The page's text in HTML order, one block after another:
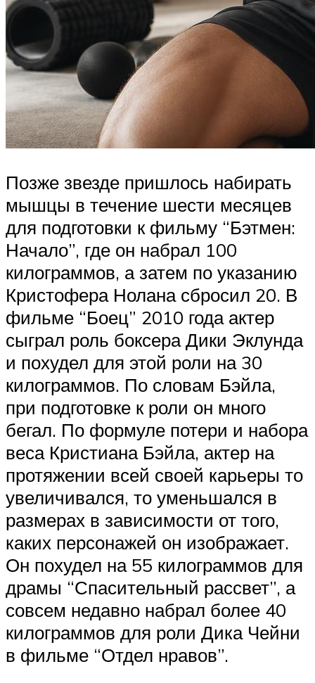
Позже звезде пришлось набирать
мышцы в течение шести месяцев
для подготовки к фильму “Бэтмен:
Начало”, где он набрал 100
килограммов, а затем по указанию
Кристофера Нолана сбросил 20. В
фильме “Боец” 2010 года актер
сыграл роль боксера Дики Эклунда
и похудел для этой роли на 30
килограммов. По словам Бэйла,
при подготовке к роли он много
бегал. По формуле потери и набора
веса Кристиана Бэйла, актер на
протяжении всей своей карьеры то
увеличивался, то уменьшался в
размерах в зависимости от того,
каких персонажей он изображает.
Он похудел на 55 килограммов для
драмы “Спасительный рассвет”, а
совсем недавно набрал более 40
килограммов для роли Дика Чейни
в фильме “Отдел нравов”.